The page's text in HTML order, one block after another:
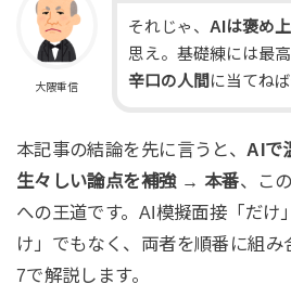
大隈重信
それじゃ、AIは褒め
思え。基礎練には最
辛口の人間 に当てね
本記事の結論を先に言うと、 AIで
生々しい論点を補強 → 本番、この
への王道です。AI模擬面接「だけ
け」でもなく、両者を順番に組
7で解説します。